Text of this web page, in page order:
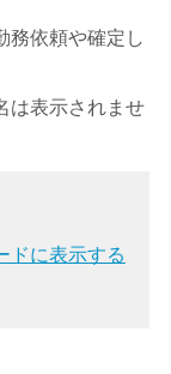
務依頼や確定し
は表示されませ
ドに表示する